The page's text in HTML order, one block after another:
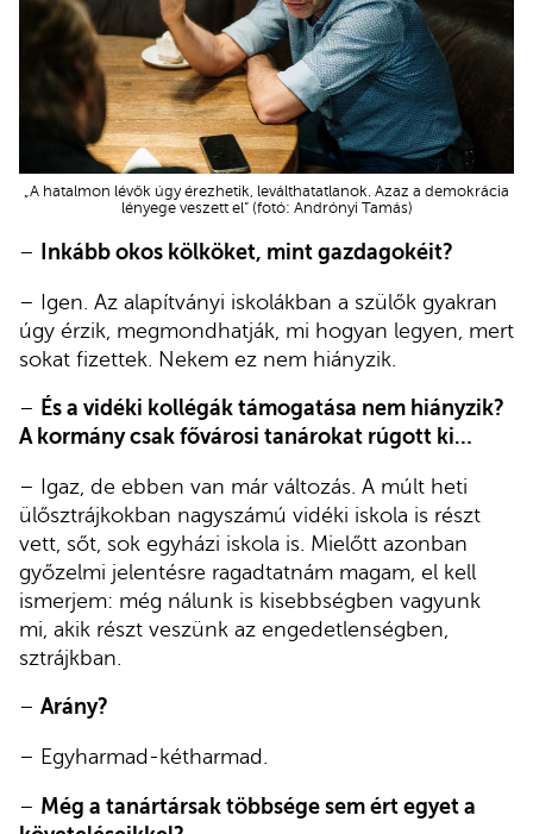
„A hatalmon lévők úgy érezhetik, leválthatatlanok. Azaz a demokrácia
lényege veszett el” (fotó: Andrónyi Tamás)
– Inkább okos kölköket, mint gazdagokéit?
– Igen. Az alapítványi iskolákban a szülők gyakran
úgy érzik, megmondhatják, mi hogyan legyen, mert
sokat fizettek. Nekem ez nem hiányzik.
– És a vidéki kollégák támogatása nem hiányzik?
A kormány csak fővárosi tanárokat rúgott ki…
– Igaz, de ebben van már változás. A múlt heti
ülősztrájkokban nagyszámú vidéki iskola is részt
vett, sőt, sok egyházi iskola is. Mielőtt azonban
győzelmi jelentésre ragadtatnám magam, el kell
ismerjem: még nálunk is kisebbségben vagyunk
mi, akik részt veszünk az engedetlenségben,
sztrájkban.
– Arány?
– Egyharmad-kétharmad.
– Még a tanártársak többsége sem ért egyet a